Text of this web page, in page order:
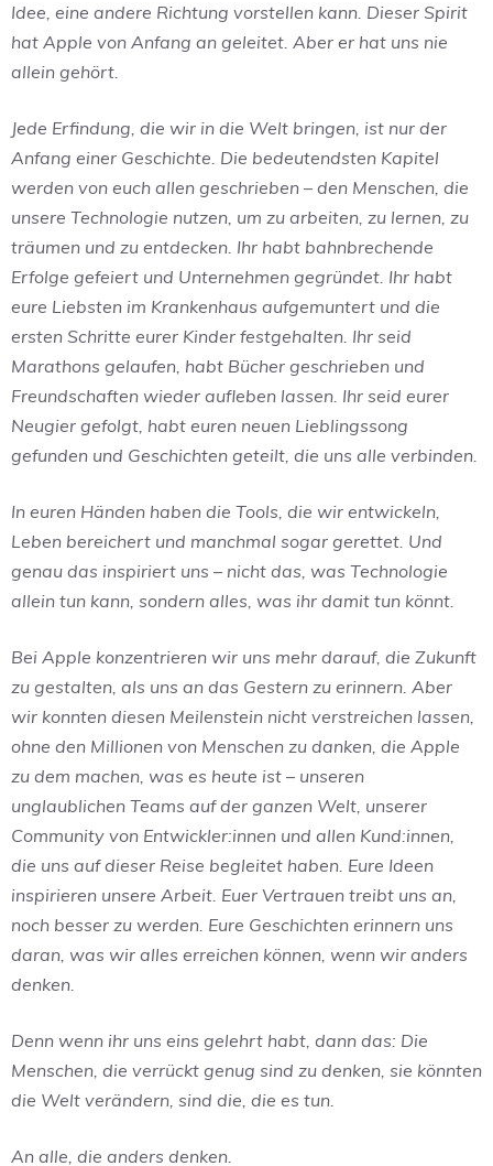
Idee, eine andere Richtung vorstellen kann. Dieser Spirit
hat Apple von Anfang an geleitet. Aber er hat uns nie
allein gehört.
Jede Erfindung, die wir in die Welt bringen, ist nur der
Anfang einer Geschichte. Die bedeutendsten Kapitel
werden von euch allen geschrieben – den Menschen, die
unsere Technologie nutzen, um zu arbeiten, zu lernen, zu
träumen und zu entdecken. Ihr habt bahnbrechende
Erfolge gefeiert und Unternehmen gegründet. Ihr habt
eure Liebsten im Krankenhaus aufgemuntert und die
ersten Schritte eurer Kinder festgehalten. Ihr seid
Marathons gelaufen, habt Bücher geschrieben und
Freundschaften wieder aufleben lassen. Ihr seid eurer
Neugier gefolgt, habt euren neuen Lieblingssong
gefunden und Geschichten geteilt, die uns alle verbinden.
In euren Händen haben die Tools, die wir entwickeln,
Leben bereichert und manchmal sogar gerettet. Und
genau das inspiriert uns – nicht das, was Technologie
allein tun kann, sondern alles, was ihr damit tun könnt.
Bei Apple konzentrieren wir uns mehr darauf, die Zukunft
zu gestalten, als uns an das Gestern zu erinnern. Aber
wir konnten diesen Meilenstein nicht verstreichen lassen,
ohne den Millionen von Menschen zu danken, die Apple
zu dem machen, was es heute ist – unseren
unglaublichen Teams auf der ganzen Welt, unserer
Community von Entwickler:innen und allen Kund:innen,
die uns auf dieser Reise begleitet haben. Eure Ideen
inspirieren unsere Arbeit. Euer Vertrauen treibt uns an,
noch besser zu werden. Eure Geschichten erinnern uns
daran, was wir alles erreichen können, wenn wir anders
denken.
Denn wenn ihr uns eins gelehrt habt, dann das: Die
Menschen, die verrückt genug sind zu denken, sie könnten
die Welt verändern, sind die, die es tun.
An alle, die anders denken.